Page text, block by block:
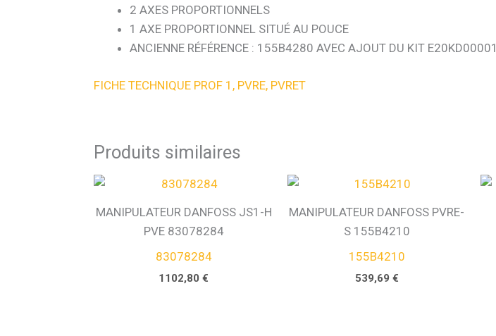
2 AXES PROPORTIONNELS
1 AXE PROPORTIONNEL SITUÉ AU POUCE
ANCIENNE RÉFÉRENCE : 155B4280 AVEC AJOUT DU KIT E20KD00001
FICHE TECHNIQUE PROF 1, PVRE, PVRET
Produits similaires
MANIPULATEUR DANFOSS JS1-H
PVE 83078284
83078284
1102,80€
MANIPULATEUR DANFOSS PVRE-
S 155B4210
155B4210
539,69 €